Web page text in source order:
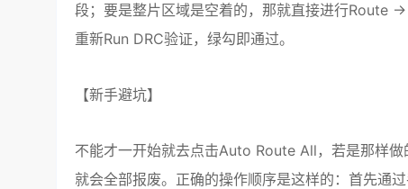
段；要是整片区域是空着的，那就直接进行Route
重新Run DRC验证，绿勾即通过。
【新手避坑】
不能才一开始就去点击Auto Route All，若是那样
就会全部报废。正确的操作顺序是这样的：首先通